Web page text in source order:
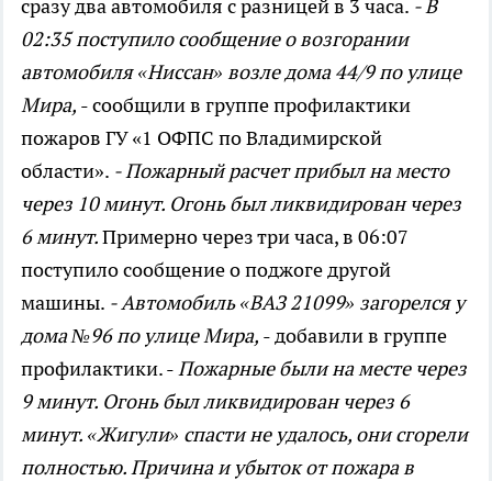
сразу два автомобиля с разницей в 3 часа. - В
02:35 поступило сообщение о возгорании
автомобиля «Ниссан» возле дома 44/9 по улице
Мира, - сообщили в группе профилактики
пожаров ГУ «1 ОФПС по Владимирской
области». - Пожарный расчет прибыл на место
через 10 минут. Огонь был ликвидирован через
6 минут.Примерно через три часа, в 06:07
поступило сообщение о поджоге другой
машины. - Автомобиль «ВАЗ 21099» загорелся у
дома №96 по улице Мира, - добавили в группе
профилактики. -Пожарные были на месте через
9 минут. Огонь был ликвидирован через 6
минут. «Жигули» спасти не удалось, они сгорели
полностью. Причина и убыток от пожара в